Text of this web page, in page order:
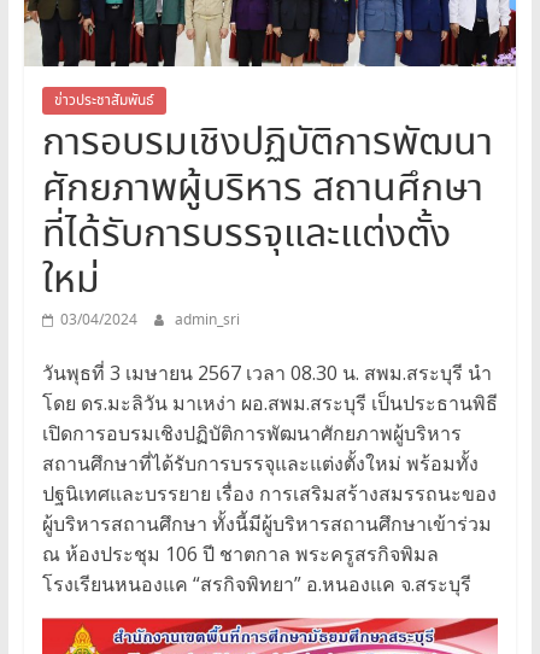
สพม.สระบุรี,สพม.สบ,สำนักงาน
เขต
พื้นที่
การ
ศึกษา
มัธยมศึกษา
สระบุรี
ข่าวประชาสัมพันธ์
การอบรมเชิงปฏิบัติการพัฒนา
ศักยภาพผู้บริหาร สถานศึกษา
ที่ได้รับการบรรจุและแต่งตั้ง
ใหม่
03/04/2024 admin_sri
วันพุธที่ 3 เมษายน 2567 เวลา 08.30 น. สพม.สระบุรี นำ
โดย ดร.มะลิวัน มาเหง่า ผอ.สพม.สระบุรี เป็นประธานพิธี
เปิดการอบรมเชิงปฏิบัติการพัฒนาศักยภาพผู้บริหาร
สถานศึกษาที่ได้รับการบรรจุและแต่งตั้งใหม่ พร้อมทั้ง
ปฐนิเทศและบรรยาย เรื่อง การเสริมสร้างสมรรถนะของ
ผู้บริหารสถานศึกษา ทั้งนี้มีผู้บริหารสถานศึกษาเข้าร่วม
ณ ห้องประชุม 106 ปี ชาตกาล พระครูสรกิจพิมล
โรงเรียนหนองแค “สรกิจพิทยา” อ.หนองแค จ.สระบุรี